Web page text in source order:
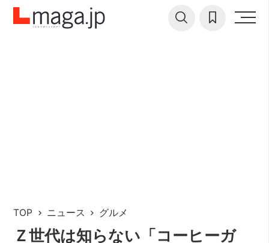
TOP ニュース グルメ
Ｚ世代は知らない「コーヒーガ